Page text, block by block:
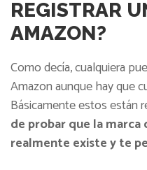
REGISTRAR
AMAZON?
Como decía, cualquiera
Amazon aunque hay que
Básicamente estos están
de probar que la
realmente existe y te